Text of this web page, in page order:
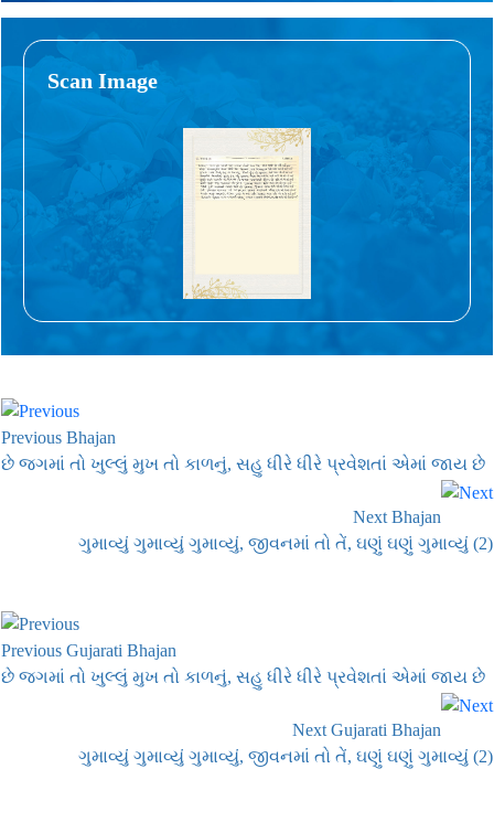
Scan Image
Previous Bhajan
છે જગમાં તો ખુલ્લું મુખ તો કાળનું, સહુ ધીરે ધીરે પ્રવેશતાં એમાં જાય છે
Next Bhajan
ગુમાવ્યું ગુમાવ્યું ગુમાવ્યું, જીવનમાં તો તેં, ઘણું ઘણું ગુમાવ્યું (2)
Previous Gujarati Bhajan
છે જગમાં તો ખુલ્લું મુખ તો કાળનું, સહુ ધીરે ધીરે પ્રવેશતાં એમાં જાય છે
Next Gujarati Bhajan
ગુમાવ્યું ગુમાવ્યું ગુમાવ્યું, જીવનમાં તો તેં, ઘણું ઘણું ગુમાવ્યું (2)